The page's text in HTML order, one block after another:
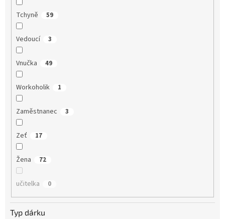
Tchyně 59
Vedoucí 3
Vnučka 49
Workoholik 1
Zaměstnanec 3
Zeť 17
Žena 72
učitelka 0
Typ dárku